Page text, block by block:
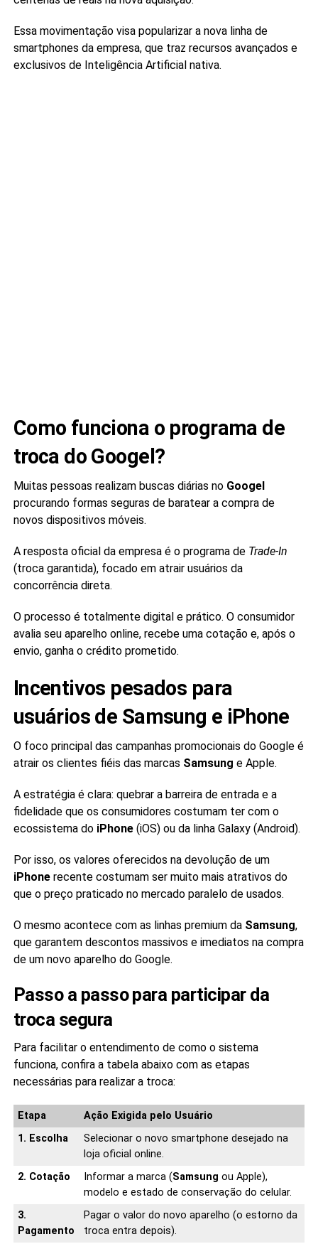
Essa movimentação visa popularizar a nova linha de
smartphones da empresa, que traz recursos avançados e
exclusivos de Inteligência Artificial nativa.
Como funciona o programa de
troca do Googel?
Muitas pessoas realizam buscas diárias no Googel
procurando formas seguras de baratear a compra de
novos dispositivos móveis.
A resposta oficial da empresa é o programa de Trade-In
(troca garantida), focado em atrair usuários da
concorrência direta.
O processo é totalmente digital e prático. O consumidor
avalia seu aparelho online, recebe uma cotação e, após o
envio, ganha o crédito prometido.
Incentivos pesados para
usuários de Samsung e iPhone
O foco principal das campanhas promocionais do Google é
atrair os clientes fiéis das marcas Samsung e Apple.
A estratégia é clara: quebrar a barreira de entrada e a
fidelidade que os consumidores costumam ter com o
ecossistema do iPhone(iOS) ou da linha Galaxy (Android).
Por isso, os valores oferecidos na devolução de um
iPhonerecente costumam ser muito mais atrativos do
que o preço praticado no mercado paralelo de usados.
O mesmo acontece com as linhas premium da Samsung,
que garantem descontos massivos e imediatos na compra
de um novo aparelho do Google.
Passo a passo para participar da
troca segura
Para facilitar o entendimento de como o sistema
funciona, confira a tabela abaixo com as etapas
necessárias para realizar a troca:
Etapa
Ação Exigida pelo Usuário
1. Escolha
Selecionar o novo smartphone desejado na
loja oficial online.
2. Cotação
Informar a marca (Samsung ou Apple),
modelo e estado de conservação do celular.
3.
Pagamento
Pagar o valor do novo aparelho (o estorno da
troca entra depois).